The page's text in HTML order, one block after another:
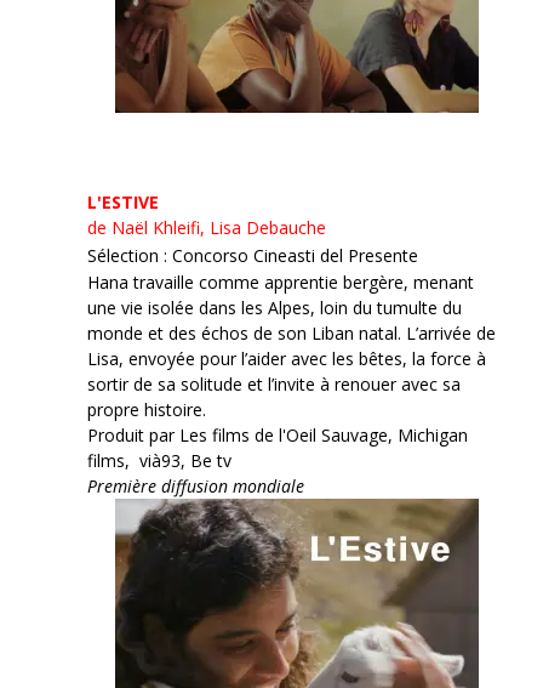
L'ESTIVE
de Naël Khleifi, Lisa Debauche
Sélection : Concorso Cineasti del Presente
Hana travaille comme apprentie bergère, menant
une vie isolée dans les Alpes, loin du tumulte du
monde et des échos de son Liban natal. L’arrivée de
Lisa, envoyée pour l’aider avec les bêtes, la force à
sortir de sa solitude et l’invite à renouer avec sa
propre histoire.
Produit par Les films de l'Oeil Sauvage, Michigan
films, vià93, Be tv
Première diffusion mondiale